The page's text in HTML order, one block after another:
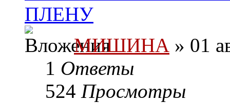
ПЛЕНУ
МИШИНА » 01
1 Ответы
524 Просмотры